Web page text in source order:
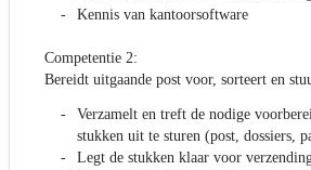
Kennis van kantoorsoftware
Competentie 2:
Bereidt uitgaande post voor, sorteert en
Verzamelt en treft de nodige
stukken uit te sturen (post, dossiers,
Legt de stukken klaar voor